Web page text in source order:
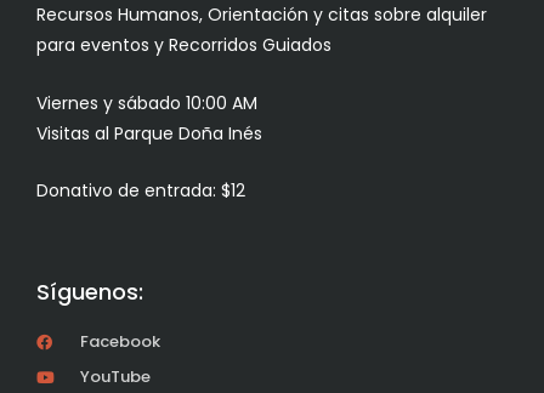
Recursos Humanos, Orientación y citas sobre alquiler
para eventos y Recorridos Guiados
Viernes y sábado 10:00 AM
Visitas al Parque Doña Inés
Donativo de entrada: $12
Síguenos:
Facebook
YouTube